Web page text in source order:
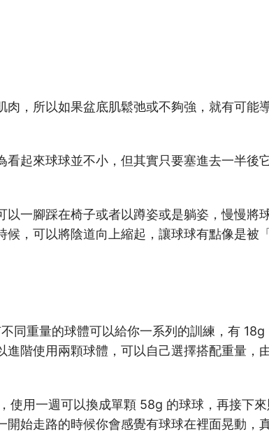
，所以如果盆底肌鬆弛或不夠強，就有可能
看起來球球並不小，但其實只要塞進去一半後
一腳踩在椅子或者以蹲姿或是躺姿，慢慢將
，可以將陰道向上縮起，讓球球有點像是被
同重量的球體可以給你一系列的訓練，有
階使用兩顆球體，可以自己選擇搭配重量，
使用一週可以換成單顆 58g 的球球，再接下
始走路的時候你會感覺有球球在裡面晃動，